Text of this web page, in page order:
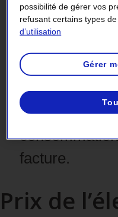
des options
dynamique ;
des
énergétique
facture.
Prix de
possibilité de gérer vos
refusant certains types de
d’utilisation
Gérer